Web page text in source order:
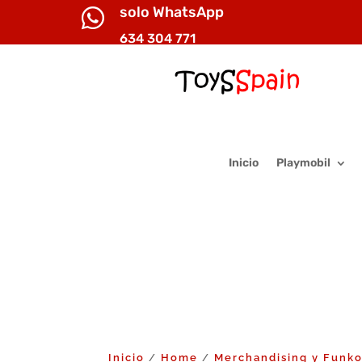
 solo WhatsApp
634 304 771
Inicio Playmobil
Inicio / Home / Merchandising y